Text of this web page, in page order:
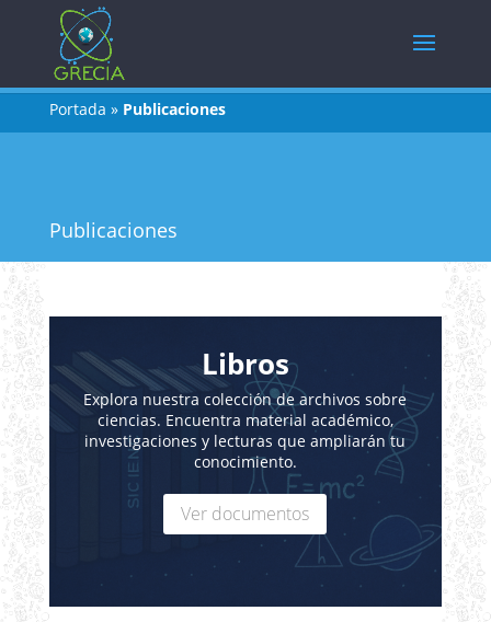
Portada » Publicaciones
Publicaciones
Libros
Explora nuestra colección de archivos sobre
ciencias. Encuentra material académico,
investigaciones y lecturas que ampliarán tu
conocimiento.
Ver documentos